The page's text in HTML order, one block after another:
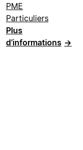
PME
Particuliers
Plus
d’informations →